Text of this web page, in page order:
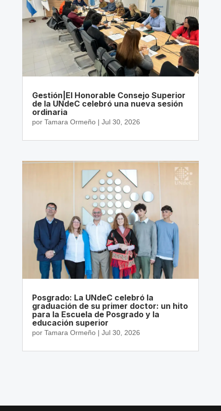
Gestión|El Honorable Consejo Superior
de la UNdeC celebró una nueva sesión
ordinaria
por Tamara Ormeño| Jul 30, 2026
Posgrado: La UNdeC celebró la
graduación de su primer doctor: un hito
para la Escuela de Posgrado y la
educación superior
por Tamara Ormeño| Jul 30, 2026